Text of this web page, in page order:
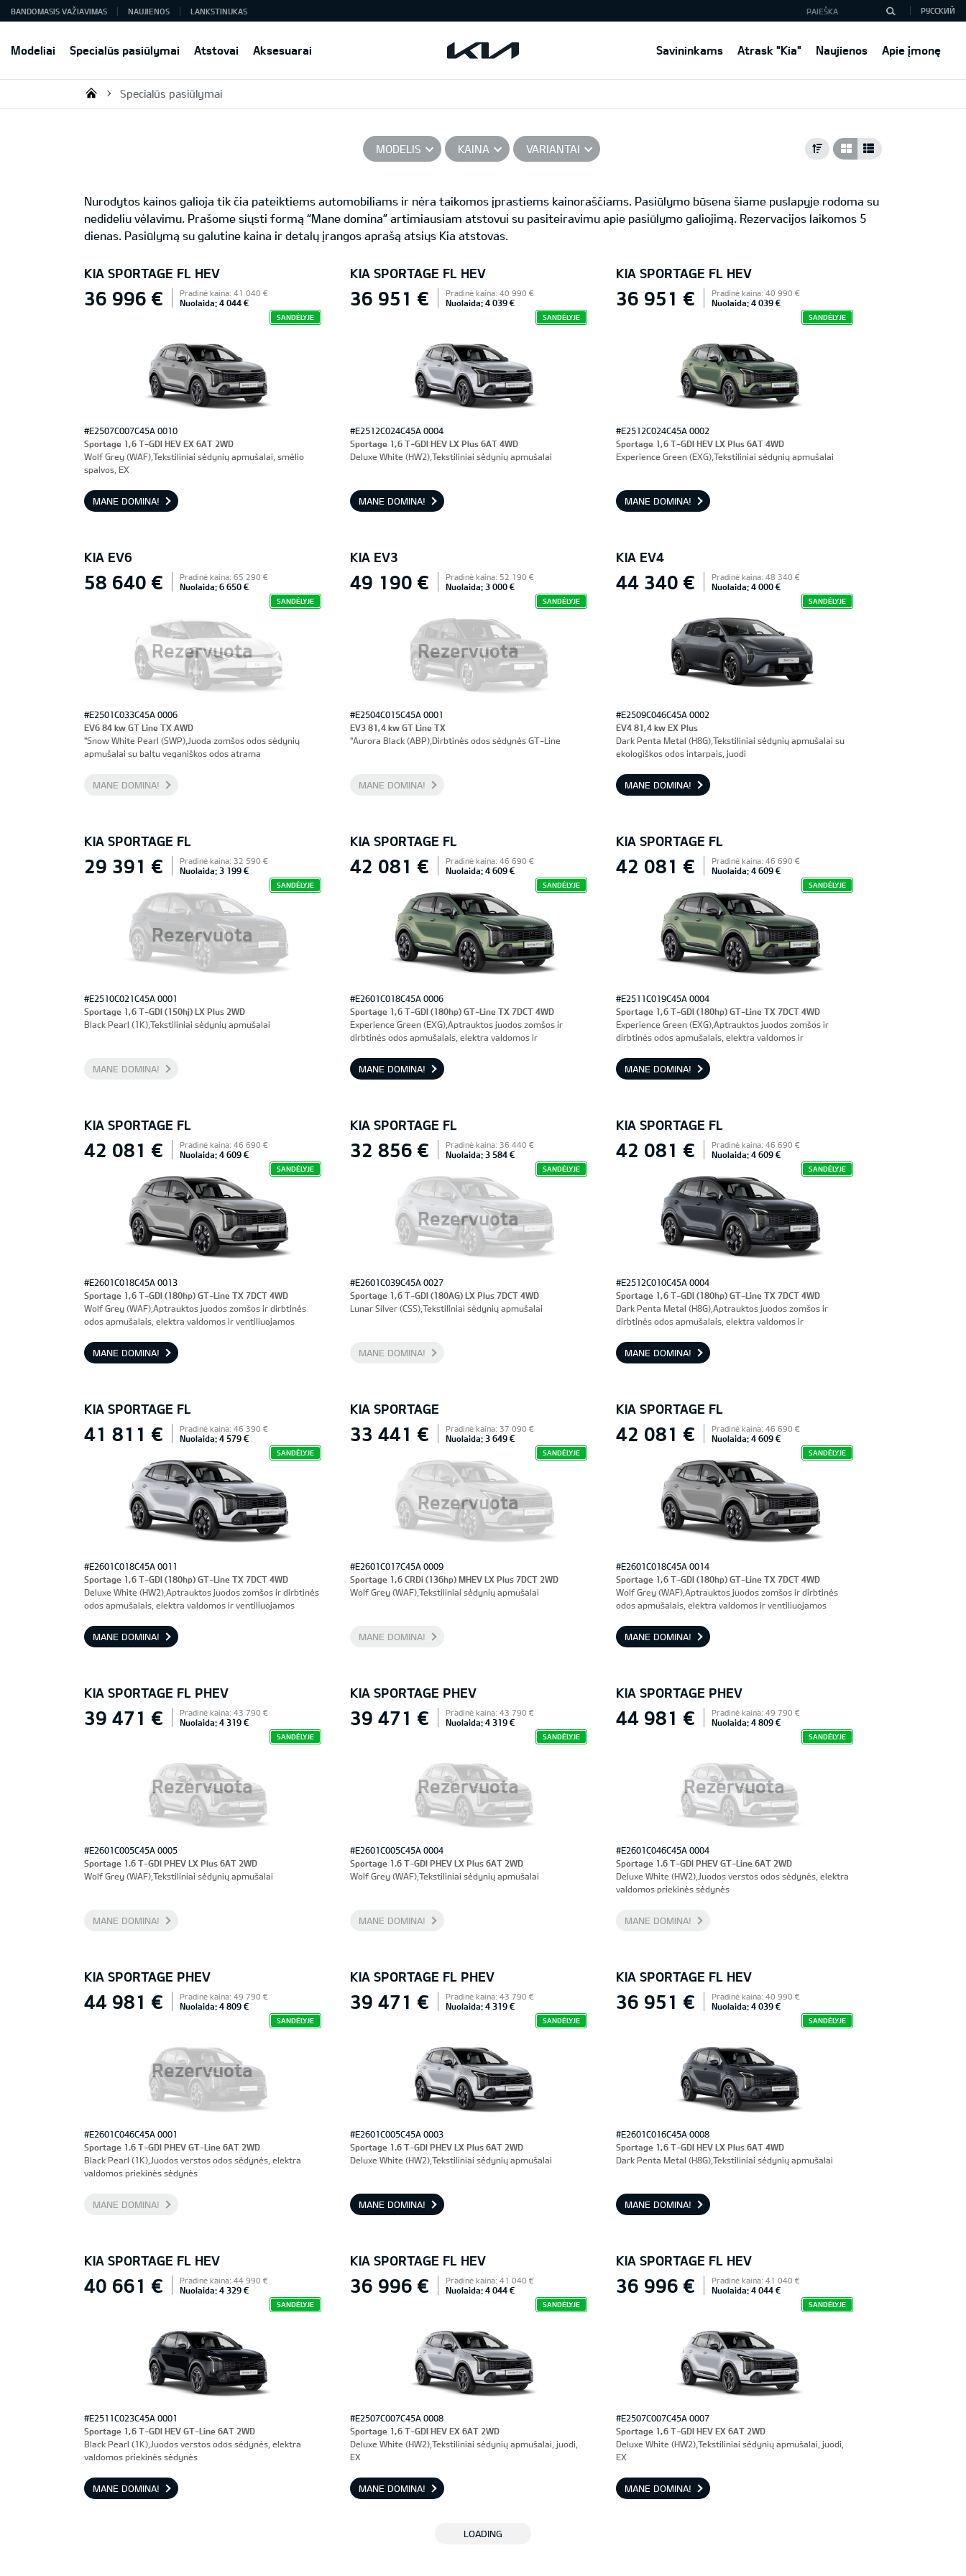
Modeliai Specialūs pasiūlymai Atstovai Aksesuarai Savininkams Atrask "Kia" Naujienos Apie įmonę
BANDOMASIS VAŽIAVIMAS NAUJIENOS LANKSTINUKAS РУССКИЙ
KIA AUTO AS
Specialūs pasiūlymai
MODELIS KAINA VARIANTAI
Nurodytos kainos galioja tik čia pateiktiems automobiliams ir nėra taikomos įprastiems kainoraščiams. Pasiūlymo būsena šiame puslapyje rodoma su
nedideliu vėlavimu. Prašome siųsti formą “Mane domina” artimiausiam atstovui su pasiteiravimu apie pasiūlymo galiojimą. Rezervacijos laikomos 5
dienas. Pasiūlymą su galutine kaina ir detalų įrangos aprašą atsiųs Kia atstovas.
KIA SPORTAGE FL HEV
36 996 € Pradinė kaina: 41 040 €
Nuolaida: 4 044 €
SANDĖLYJE
#E2507C007C45A 0010
Sportage 1,6 T-GDI HEV EX 6AT 2WD
Wolf Grey (WAF),Tekstiliniai sėdynių apmušalai, smėlio
spalvos, EX
MANE DOMINA!
KIA SPORTAGE FL HEV
36 951 € Pradinė kaina: 40 990 €
Nuolaida: 4 039 €
SANDĖLYJE
#E2512C024C45A 0004
Sportage 1,6 T-GDI HEV LX Plus 6AT 4WD
Deluxe White (HW2),Tekstiliniai sėdynių apmušalai
MANE DOMINA!
KIA SPORTAGE FL HEV
36 951 € Pradinė kaina: 40 990 €
Nuolaida: 4 039 €
SANDĖLYJE
#E2512C024C45A 0002
Sportage 1,6 T-GDI HEV LX Plus 6AT 4WD
Experience Green (EXG),Tekstiliniai sėdynių apmušalai
MANE DOMINA!
KIA EV6
Rezervuota
58 640 € Pradinė kaina: 65 290 €
Nuolaida: 6 650 €
SANDĖLYJE
#E2501C033C45A 0006
EV6 84 kw GT Line TX AWD
"Snow White Pearl (SWP),Juoda zomšos odos sėdynių
apmušalai su baltu veganiškos odos atrama
MANE DOMINA!
KIA EV3
Rezervuota
49 190 € Pradinė kaina: 52 190 €
Nuolaida: 3 000 €
SANDĖLYJE
#E2504C015C45A 0001
EV3 81,4 kw GT Line TX
"Aurora Black (ABP),Dirbtinės odos sėdynės GT-Line
MANE DOMINA!
KIA EV4
44 340 € Pradinė kaina: 48 340 €
Nuolaida: 4 000 €
SANDĖLYJE
#E2509C046C45A 0002
EV4 81,4 kw EX Plus
Dark Penta Metal (H8G),Tekstiliniai sėdynių apmušalai su
ekologiškos odos intarpais, juodi
MANE DOMINA!
KIA SPORTAGE FL
Rezervuota
29 391 € Pradinė kaina: 32 590 €
Nuolaida: 3 199 €
SANDĖLYJE
#E2510C021C45A 0001
Sportage 1,6 T-GDI (150hj) LX Plus 2WD
Black Pearl (1K),Tekstiliniai sėdynių apmušalai
MANE DOMINA!
KIA SPORTAGE FL
42 081 € Pradinė kaina: 46 690 €
Nuolaida: 4 609 €
SANDĖLYJE
#E2601C018C45A 0006
Sportage 1,6 T-GDI (180hp) GT-Line TX 7DCT 4WD
Experience Green (EXG),Aptrauktos juodos zomšos ir
dirbtinės odos apmušalais, elektra valdomos ir
atmintimi
MANE DOMINA!
KIA SPORTAGE FL
42 081 € Pradinė kaina: 46 690 €
Nuolaida: 4 609 €
SANDĖLYJE
#E2511C019C45A 0004
Sportage 1,6 T-GDI (180hp) GT-Line TX 7DCT 4WD
Experience Green (EXG),Aptrauktos juodos zomšos ir
dirbtinės odos apmušalais, elektra valdomos ir
atmintimi
MANE DOMINA!
KIA SPORTAGE FL
42 081 € Pradinė kaina: 46 690 €
Nuolaida: 4 609 €
SANDĖLYJE
#E2601C018C45A 0013
Sportage 1,6 T-GDI (180hp) GT-Line TX 7DCT 4WD
Wolf Grey (WAF),Aptrauktos juodos zomšos ir dirbtinės
odos apmušalais, elektra valdomos ir ventiliuojamos
MANE DOMINA!
KIA SPORTAGE FL
Rezervuota
32 856 € Pradinė kaina: 36 440 €
Nuolaida: 3 584 €
SANDĖLYJE
#E2601C039C45A 0027
Sportage 1,6 T-GDI (180AG) LX Plus 7DCT 4WD
Lunar Silver (CSS),Tekstiliniai sėdynių apmušalai
MANE DOMINA!
KIA SPORTAGE FL
42 081 € Pradinė kaina: 46 690 €
Nuolaida: 4 609 €
SANDĖLYJE
#E2512C010C45A 0004
Sportage 1,6 T-GDI (180hp) GT-Line TX 7DCT 4WD
Dark Penta Metal (H8G),Aptrauktos juodos zomšos ir
dirbtinės odos apmušalais, elektra valdomos ir
atmintimi
MANE DOMINA!
KIA SPORTAGE FL
41 811 € Pradinė kaina: 46 390 €
Nuolaida: 4 579 €
SANDĖLYJE
#E2601C018C45A 0011
Sportage 1,6 T-GDI (180hp) GT-Line TX 7DCT 4WD
Deluxe White (HW2),Aptrauktos juodos zomšos ir dirbtinės
odos apmušalais, elektra valdomos ir ventiliuojamos
MANE DOMINA!
KIA SPORTAGE
Rezervuota
33 441 € Pradinė kaina: 37 090 €
Nuolaida: 3 649 €
SANDĖLYJE
#E2601C017C45A 0009
Sportage 1,6 CRDi (136hp) MHEV LX Plus 7DCT 2WD
Wolf Grey (WAF),Tekstiliniai sėdynių apmušalai
MANE DOMINA!
KIA SPORTAGE FL
42 081 € Pradinė kaina: 46 690 €
Nuolaida: 4 609 €
SANDĖLYJE
#E2601C018C45A 0014
Sportage 1,6 T-GDI (180hp) GT-Line TX 7DCT 4WD
Wolf Grey (WAF),Aptrauktos juodos zomšos ir dirbtinės
odos apmušalais, elektra valdomos ir ventiliuojamos
MANE DOMINA!
KIA SPORTAGE FL PHEV
Rezervuota
39 471 € Pradinė kaina: 43 790 €
Nuolaida: 4 319 €
SANDĖLYJE
#E2601C005C45A 0005
Sportage 1.6 T-GDI PHEV LX Plus 6AT 2WD
Wolf Grey (WAF),Tekstiliniai sėdynių apmušalai
MANE DOMINA!
KIA SPORTAGE PHEV
Rezervuota
39 471 € Pradinė kaina: 43 790 €
Nuolaida: 4 319 €
SANDĖLYJE
#E2601C005C45A 0004
Sportage 1.6 T-GDI PHEV LX Plus 6AT 2WD
Wolf Grey (WAF),Tekstiliniai sėdynių apmušalai
MANE DOMINA!
KIA SPORTAGE PHEV
Rezervuota
44 981 € Pradinė kaina: 49 790 €
Nuolaida: 4 809 €
SANDĖLYJE
#E2601C046C45A 0004
Sportage 1.6 T-GDI PHEV GT-Line 6AT 2WD
Deluxe White (HW2),Juodos verstos odos sėdynės, elektra
valdomos priekinės sėdynės
MANE DOMINA!
KIA SPORTAGE PHEV
Rezervuota
44 981 € Pradinė kaina: 49 790 €
Nuolaida: 4 809 €
SANDĖLYJE
#E2601C046C45A 0001
Sportage 1.6 T-GDI PHEV GT-Line 6AT 2WD
Black Pearl (1K),Juodos verstos odos sėdynės, elektra
valdomos priekinės sėdynės
MANE DOMINA!
KIA SPORTAGE FL PHEV
39 471 € Pradinė kaina: 43 790 €
Nuolaida: 4 319 €
SANDĖLYJE
#E2601C005C45A 0003
Sportage 1.6 T-GDI PHEV LX Plus 6AT 2WD
Deluxe White (HW2),Tekstiliniai sėdynių apmušalai
MANE DOMINA!
KIA SPORTAGE FL HEV
36 951 € Pradinė kaina: 40 990 €
Nuolaida: 4 039 €
SANDĖLYJE
#E2601C016C45A 0008
Sportage 1,6 T-GDI HEV LX Plus 6AT 4WD
Dark Penta Metal (H8G),Tekstiliniai sėdynių apmušalai
MANE DOMINA!
KIA SPORTAGE FL HEV
40 661 € Pradinė kaina: 44 990 €
Nuolaida: 4 329 €
SANDĖLYJE
#E2511C023C45A 0001
Sportage 1,6 T-GDI HEV GT-Line 6AT 2WD
Black Pearl (1K),Juodos verstos odos sėdynės, elektra
valdomos priekinės sėdynės
MANE DOMINA!
KIA SPORTAGE FL HEV
36 996 € Pradinė kaina: 41 040 €
Nuolaida: 4 044 €
SANDĖLYJE
#E2507C007C45A 0008
Sportage 1,6 T-GDI HEV EX 6AT 2WD
Deluxe White (HW2),Tekstiliniai sėdynių apmušalai, juodi,
EX
MANE DOMINA!
KIA SPORTAGE FL HEV
36 996 € Pradinė kaina: 41 040 €
Nuolaida: 4 044 €
SANDĖLYJE
#E2507C007C45A 0007
Sportage 1,6 T-GDI HEV EX 6AT 2WD
Deluxe White (HW2),Tekstiliniai sėdynių apmušalai, juodi,
EX
MANE DOMINA!
LOADING